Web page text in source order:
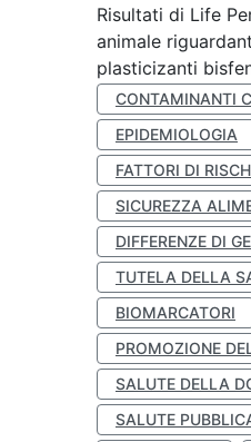
Risultati di Life
animale
plasticizanti
CONTAMINANTI
EPIDEMIOLOGIA
FATTORI DI
SICUREZZA
DIFFERENZE DI
TUTELA DELLA
BIOMARCATORI
PROMOZIONE
SALUTE DELLA
SALUTE